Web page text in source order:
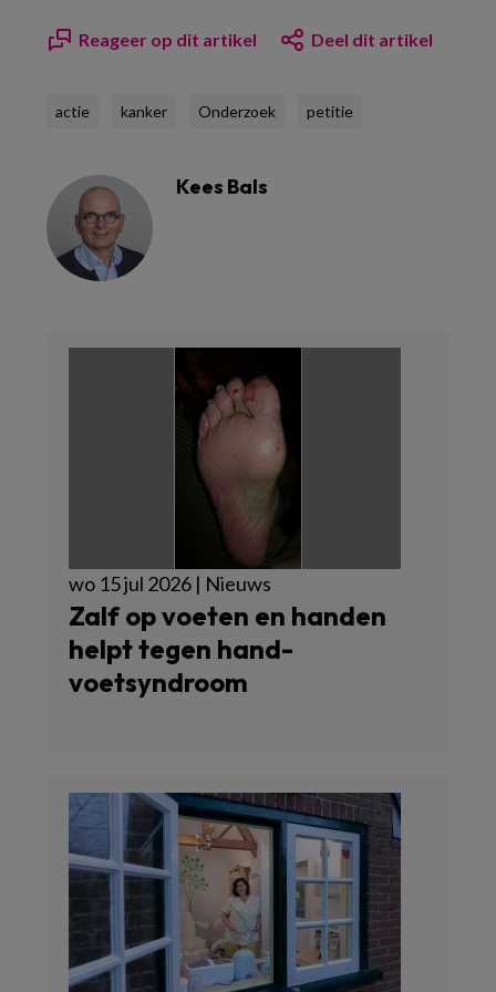
Reageer op dit artikel Deel dit artikel
actie kanker Onderzoek petitie
Kees Bals
wo 15 jul 2026 | Nieuws
Zalf op voeten en handen
helpt tegen hand-
voetsyndroom